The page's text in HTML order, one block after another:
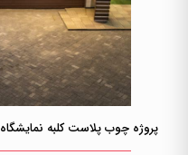
پروژه چوب پلاست کلبه نمایشگاه